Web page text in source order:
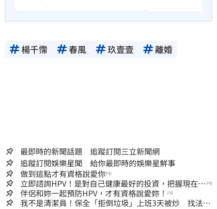
楊千霈 春風 玖壹壹 離婚
最即時的新聞話題 追蹤訂閱三立新聞網
追蹤訂閱娛樂星聞 給你最即時的娛樂星鮮事
做到這點才有資格說愛你PR
立即諮詢HPV！是對自己健康最好的投資，把握現在不
嫌晚！
PR
伴侶和妳一起預防HPV，才有資格說愛妳！ PR
我不是清潔員！保全「拒倒垃圾」上班3天被炒 找法院